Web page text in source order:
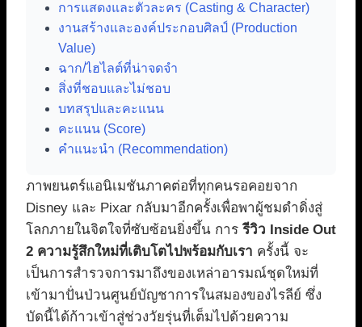
การแสดงและตัวละคร (Casting & Character)
งานสร้างและองค์ประกอบศิลป์ (Production
Value)
ฉาก/ไฮไลต์ที่น่าจดจำ
สิ่งที่ชอบและไม่ชอบ
บทสรุปและคะแนน
คะแนน (Score)
คำแนะนำ (Recommendation)
ภาพยนตร์แอนิเมชันภาคต่อที่ทุกคนรอคอยจาก
Disney และ Pixar กลับมาอีกครั้งเพื่อพาผู้ชมดำดิ่งสู่
โลกภายในจิตใจที่ซับซ้อนยิ่งขึ้น การรีวิว Inside Out
2 ความรู้สึกใหม่ที่เติบโตไปพร้อมกับเรา ครั้งนี้ จะ
เป็นการสำรวจการมาถึงของเหล่าอารมณ์ชุดใหม่ที่
เข้ามาปั่นป่วนศูนย์บัญชาการในสมองของไรลีย์ ซึ่ง
บัดนี้ได้ก้าวเข้าสู่ช่วงวัยรุ่นที่เต็มไปด้วยความ